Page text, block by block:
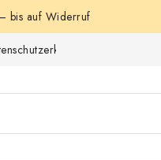
bis auf Widerruf